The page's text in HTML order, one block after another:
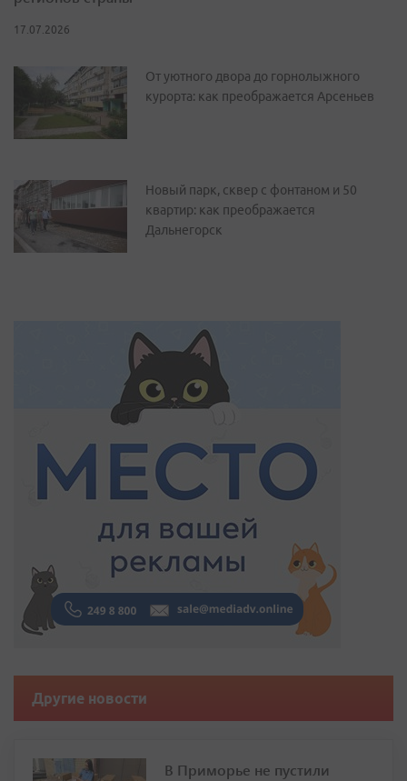
17.07.2026
От уютного двора до горнолыжного
курорта: как преображается Арсеньев
Новый парк, сквер с фонтаном и 50
квартир: как преображается
Дальнегорск
Другие новости
В Приморье не пустили